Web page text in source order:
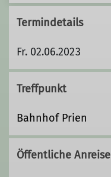
Termindetails
Fr. 02.06.2023
Treffpunkt
Bahnhof Prien
Öffentliche Anreise